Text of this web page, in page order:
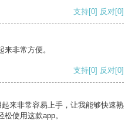
支持[0] 反对[0]
非常方便。
支持[0] 反对[0]
来非常容易上手，让我能够快速熟
使用这款app。